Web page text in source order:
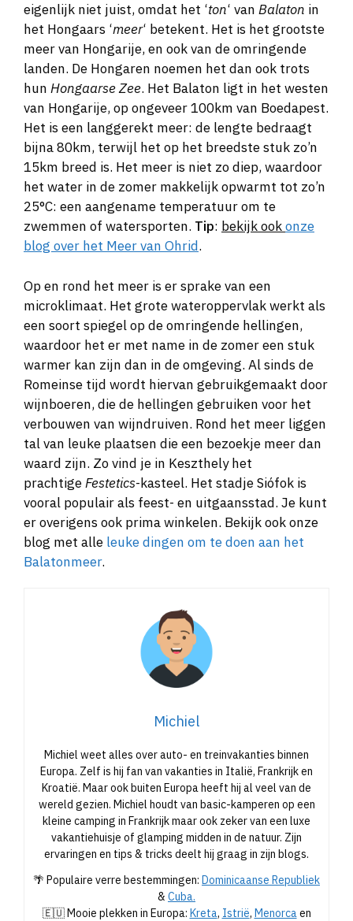
eigenlijk niet juist, omdat het ‘ton‘ van Balaton in
het Hongaars ‘meer‘ betekent. Het is het grootste
meer van Hongarije, en ook van de omringende
landen. De Hongaren noemen het dan ook trots
hun Hongaarse Zee. Het Balaton ligt in het westen
van Hongarije, op ongeveer 100km van Boedapest.
Het is een langgerekt meer: de lengte bedraagt
bijna 80km, terwijl het op het breedste stuk zo’n
15km breed is. Het meer is niet zo diep, waardoor
het water in de zomer makkelijk opwarmt tot zo’n
25°C: een aangename temperatuur om te
zwemmen of watersporten. Tip: bekijk ookonze
blog over het Meer van Ohrid.
Op en rond het meer is er sprake van een
microklimaat. Het grote wateroppervlak werkt als
een soort spiegel op de omringende hellingen,
waardoor het er met name in de zomer een stuk
warmer kan zijn dan in de omgeving. Al sinds de
Romeinse tijd wordt hiervan gebruikgemaakt door
wijnboeren, die de hellingen gebruiken voor het
verbouwen van wijndruiven. Rond het meer liggen
tal van leuke plaatsen die een bezoekje meer dan
waard zijn. Zo vind je in Keszthely het
prachtigeFestetics-kasteel. Het stadje Siófok is
vooral populair als feest- en uitgaansstad. Je kunt
er overigens ook prima winkelen. Bekijk ook onze
blog met alle leuke dingen om te doen aan het
Balatonmeer.
Michiel
Michiel weet alles over auto- en treinvakanties binnen
Europa. Zelf is hij fan van vakanties in Italië, Frankrijk en
Kroatië. Maar ook buiten Europa heeft hij al veel van de
wereld gezien. Michiel houdt van basic-kamperen op een
kleine camping in Frankrijk maar ook zeker van een luxe
vakantiehuisje of glamping midden in de natuur. Zijn
ervaringen en tips & tricks deelt hij graag in zijn blogs.
🌴 Populaire verre bestemmingen: Dominicaanse Republiek
& Cuba.
🇪🇺 Mooie plekken in Europa: Kreta, Istrië, Menorcaen